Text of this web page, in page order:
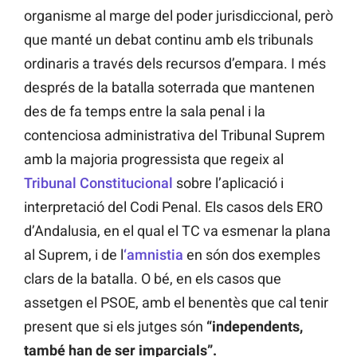
organisme al marge del poder jurisdiccional, però
que manté un debat continu amb els tribunals
ordinaris a través dels recursos d’empara. I més
després de la batalla soterrada que mantenen
des de fa temps entre la sala penal i la
contenciosa administrativa del Tribunal Suprem
amb la majoria progressista que regeix al
Tribunal Constitucional sobre l’aplicació i
interpretació del Codi Penal. Els casos dels ERO
d’Andalusia, en el qual el TC va esmenar la plana
al Suprem, i de l‘amnistia en són dos exemples
clars de la batalla. O bé, en els casos que
assetgen el PSOE, amb el benentès que cal tenir
present que si els jutges són “independents,
també han de ser imparcials”.